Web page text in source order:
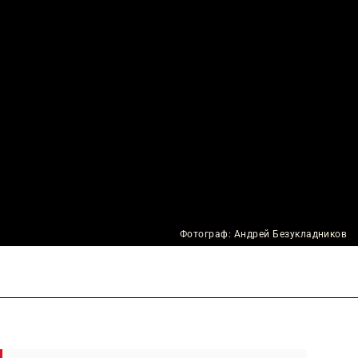
Фотограф: Андрей Безукладников